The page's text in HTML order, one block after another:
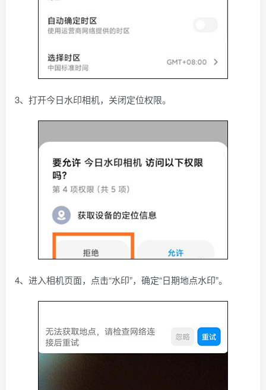
3、打开今日水印相机，关闭定位权限。
4、进入相机页面，点击“水印”，确定“日期地点水印”。